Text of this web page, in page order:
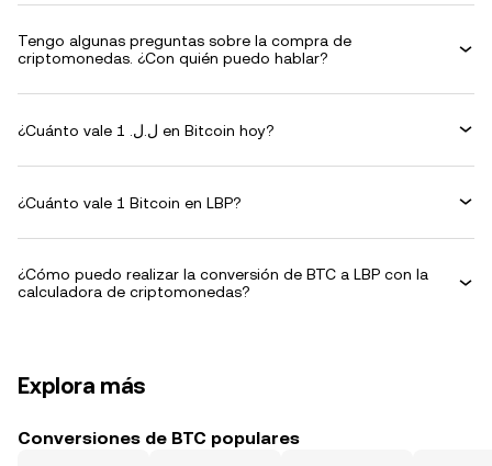
Tengo algunas preguntas sobre la compra de
criptomonedas. ¿Con quién puedo hablar?
¿Cuánto vale 1 .ل.ل en Bitcoin hoy?
¿Cuánto vale 1 Bitcoin en LBP?
¿Cómo puedo realizar la conversión de BTC a LBP con la
calculadora de criptomonedas?
Explora más
Conversiones de BTC populares